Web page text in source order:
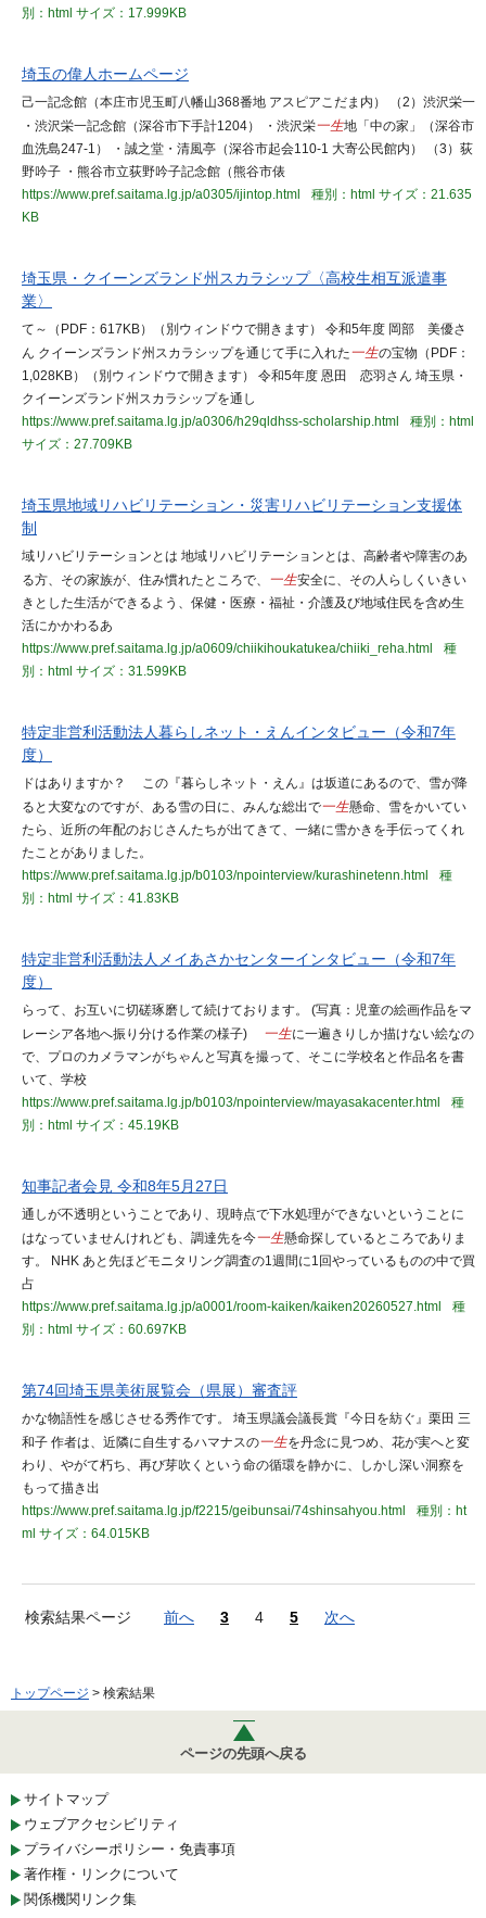
別：html サイズ：17.999KB
埼玉の偉人ホームページ
己一記念館（本庄市児玉町八幡山368番地 アスピアこだま内） （2）渋沢栄一
・渋沢栄一記念館（深谷市下手計1204） ・渋沢栄一生地「中の家」（深谷市
血洗島247-1） ・誠之堂・清風亭（深谷市起会110-1 大寄公民館内） （3）荻
野吟子 ・熊谷市立荻野吟子記念館（熊谷市俵
https://www.pref.saitama.lg.jp/a0305/ijintop.html
種別：html サイズ：21.635
KB
埼玉県・クイーンズランド州スカラシップ〈高校生相互派遣事
業〉
て～（PDF：617KB）（別ウィンドウで開きます） 令和5年度 岡部 美優さ
ん クイーンズランド州スカラシップを通じて手に入れた一生の宝物（PDF：
1,028KB）（別ウィンドウで開きます） 令和5年度 恩田 恋羽さん 埼玉県・
クイーンズランド州スカラシップを通し
https://www.pref.saitama.lg.jp/a0306/h29qldhss-scholarship.html
種別：html
サイズ：27.709KB
埼玉県地域リハビリテーション・災害リハビリテーション支援体
制
域リハビリテーションとは 地域リハビリテーションとは、高齢者や障害のあ
る方、その家族が、住み慣れたところで、 一生安全に、その人らしくいきい
きとした生活ができるよう、保健・医療・福祉・介護及び地域住民を含め生
活にかかわるあ
https://www.pref.saitama.lg.jp/a0609/chiikihoukatukea/chiiki_reha.html
種
別：html サイズ：31.599KB
特定非営利活動法人暮らしネット・えんインタビュー（令和7年
度）
ドはありますか？ この『暮らしネット・えん』は坂道にあるので、雪が降
ると大変なのですが、ある雪の日に、みんな総出で一生懸命、雪をかいてい
たら、近所の年配のおじさんたちが出てきて、一緒に雪かきを手伝ってくれ
たことがありました。
https://www.pref.saitama.lg.jp/b0103/npointerview/kurashinetenn.html
種
別：html サイズ：41.83KB
特定非営利活動法人メイあさかセンターインタビュー（令和7年
度）
らって、お互いに切磋琢磨して続けております。 (写真：児童の絵画作品をマ
レーシア各地へ振り分ける作業の様子) 一生に一遍きりしか描けない絵なの
で、プロのカメラマンがちゃんと写真を撮って、そこに学校名と作品名を書
いて、学校
https://www.pref.saitama.lg.jp/b0103/npointerview/mayasakacenter.html
種
別：html サイズ：45.19KB
知事記者会見 令和8年5月27日
通しが不透明ということであり、現時点で下水処理ができないということに
はなっていませんけれども、調達先を今一生懸命探しているところでありま
す。 NHK あと先ほどモニタリング調査の1週間に1回やっているものの中で買
占
https://www.pref.saitama.lg.jp/a0001/room-kaiken/kaiken20260527.html
種
別：html サイズ：60.697KB
第74回埼玉県美術展覧会（県展）審査評
かな物語性を感じさせる秀作です。 埼玉県議会議長賞『今日を紡ぐ』栗田 三
和子 作者は、近隣に自生するハマナスの一生を丹念に見つめ、花が実へと変
わり、やがて朽ち、再び芽吹くという命の循環を静かに、しかし深い洞察を
もって描き出
https://www.pref.saitama.lg.jp/f2215/geibunsai/74shinsahyou.html
種別：ht
ml サイズ：64.015KB
検索結果ページ 前へ 3 4 5 次へ
トップページ > 検索結果
ページの先頭へ戻る
サイトマップ
ウェブアクセシビリティ
プライバシーポリシー・免責事項
著作権・リンクについて
関係機関リンク集